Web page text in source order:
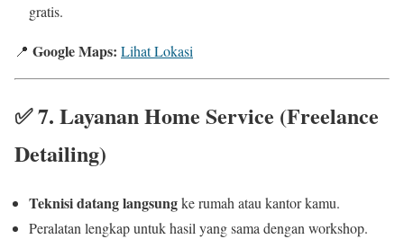
gratis.
📍 Google Maps: Lihat Lokasi
✅7. Layanan Home Service (Freelance
Detailing)
Teknisi datang langsungke rumah atau kantor kamu.
Peralatan lengkap untuk hasil yang sama dengan workshop.